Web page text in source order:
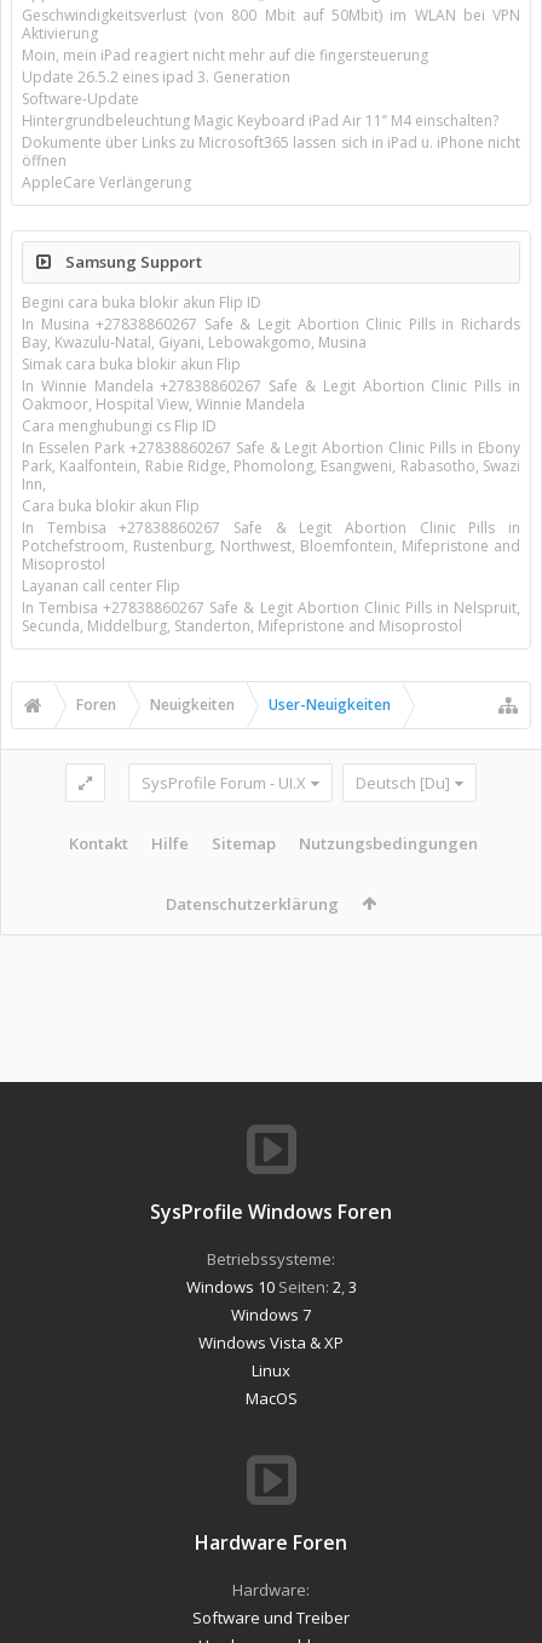
Geschwindigkeitsverlust (von 800 Mbit auf 50Mbit) im WLAN bei VPN
Aktivierung
Moin, mein iPad reagiert nicht mehr auf die fingersteuerung
Update 26.5.2 eines ipad 3. Generation
Software-Update
Hintergrundbeleuchtung Magic Keyboard iPad Air 11’’ M4 einschalten?
Dokumente über Links zu Microsoft365 lassen sich in iPad u. iPhone nicht
öffnen
AppleCare Verlängerung
Samsung Support
Begini cara buka blokir akun Flip ID
In Musina +27838860267 Safe & Legit Abortion Clinic Pills in Richards
Bay, Kwazulu-Natal, Giyani, Lebowakgomo, Musina
Simak cara buka blokir akun Flip
In Winnie Mandela +27838860267 Safe & Legit Abortion Clinic Pills in
Oakmoor, Hospital View, Winnie Mandela
Cara menghubungi cs Flip ID
In Esselen Park +27838860267 Safe & Legit Abortion Clinic Pills in Ebony
Park, Kaalfontein, Rabie Ridge, Phomolong, Esangweni, Rabasotho, Swazi
Inn,
Cara buka blokir akun Flip
In Tembisa +27838860267 Safe & Legit Abortion Clinic Pills in
Potchefstroom, Rustenburg, Northwest, Bloemfontein, Mifepristone and
Misoprostol
Layanan call center Flip
In Tembisa +27838860267 Safe & Legit Abortion Clinic Pills in Nelspruit,
Secunda, Middelburg, Standerton, Mifepristone and Misoprostol
Foren Neuigkeiten User-Neuigkeiten
SysProfile Forum - UI.X Deutsch [Du]
Kontakt Hilfe Sitemap Nutzungsbedingungen
Datenschutzerklärung
SysProfile Windows Foren
Betriebssysteme:
Windows 10Seiten: 2 3
Windows 7
Windows Vista & XP
Linux
MacOS
Hardware Foren
Hardware:
Software und Treiber